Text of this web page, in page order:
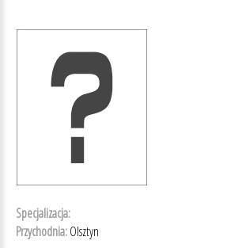
Specjalizacja:
Przychodnia:Olsztyn